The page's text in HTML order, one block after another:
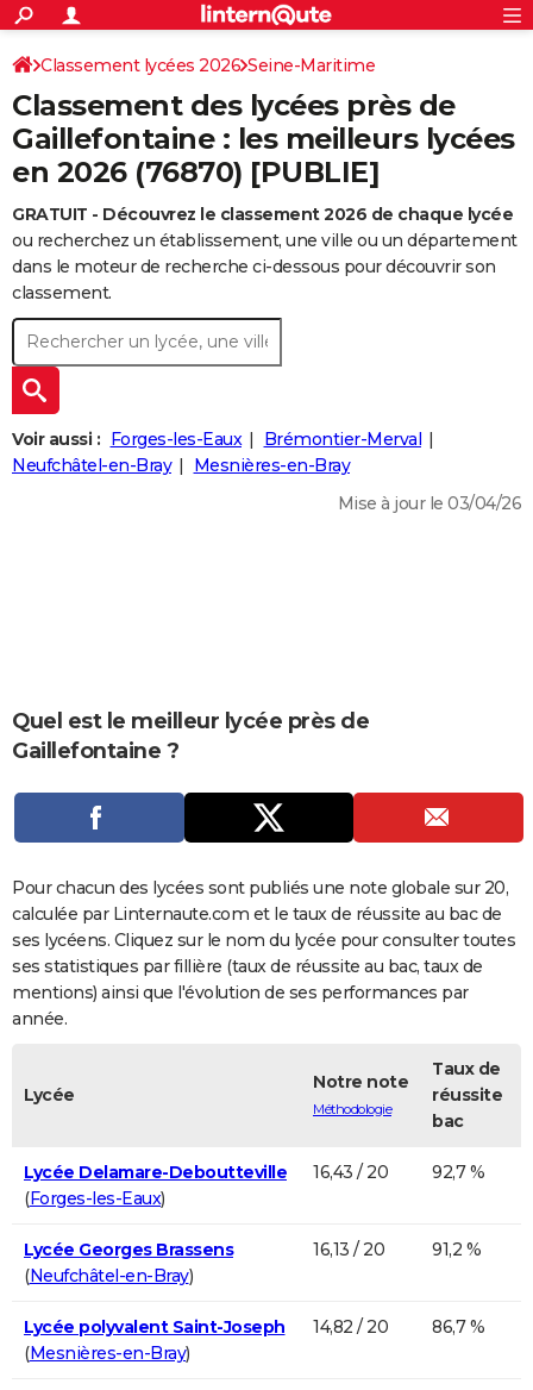
ACTUALITÉS
Politique
Société
Faits Divers
Education
Monde
Villes
+
SPORT
Coupe du monde 2026
Football
Tennis
Cyclisme
Rugby
Forum
CULTURE
Programme TV
TNT
Streaming
Cinéma
Sorties cinéma
Musique
+
FINANCE
Retraite
Impôts
Epargne
Immobilier
Risques naturels par ville
Banque
Assurance
Crédit
AUTO
Essais
Réserver un essai
Citadines
Berlines
SUV
Forum auto
+
HIGH-TECH
BRICOLAGE
Forum
Aménagement intérieur
Extérieur
Cuisine
Salle de bains
Jardinage
Rangement
+WEEK-END
Guides de France
Escapades
Patrimoine
Expositions
Musées
Week-end nature
+
LIFESTYLE
Art de vivre
Bien-être
Loisirs
Mode
Modes de vie
+SANTE
Carte de Noël
Carte Bonne année
Carte Saint-Valentin
Carte Pâques
Carte d'anniversaire
DICTIONNAIRE
Dictionnaire
Biographies
Citations
Expressions
Proverbes
PROGRAMME TV
S'inscrire
Se connecter
Lycées
Collèges
Primaires
Universités
Entreprises
Service militaire
Avis de recherche
AVIS DE DÉCÈS
FORUM
Bricolage
Lifestyle
Culture
Sport
Auto
Television
Voyage
Cinema
S'inscrire
Connexion
Classement lycées 2026 Seine-Maritime
Classement des lycées près de
Gaillefontaine : les meilleurs lycées
en 2026 (76870) [PUBLIE]
GRATUIT - Découvrez le classement 2026 de chaque lycée
ou recherchez un établissement, une ville ou un département
dans le moteur de recherche ci-dessous pour découvrir son
classement.
Voir aussi : Forges-les-Eaux
Brémontier-Merval
Neufchâtel-en-Bray
Mesnières-en-Bray
Mise à jour le 03/04/26
Quel est le meilleur lycée près de
Gaillefontaine ?
Pour chacun des lycées sont publiés une note globale sur 20,
calculée par Linternaute.com et le taux de réussite au bac de
ses lycéens. Cliquez sur le nom du lycée pour consulter toutes
ses statistiques par fillière (taux de réussite au bac, taux de
mentions) ainsi que l'évolution de ses performances par
année.
Lycée
Notre note
Méthodologie
Taux de
réussite
bac
Lycée Delamare-Deboutteville
(Forges-les-Eaux)
16,43 / 20 92,7 %
Lycée Georges Brassens
(Neufchâtel-en-Bray)
16,13 / 20 91,2 %
Lycée polyvalent Saint-Joseph
(Mesnières-en-Bray)
14,82 / 20 86,7 %